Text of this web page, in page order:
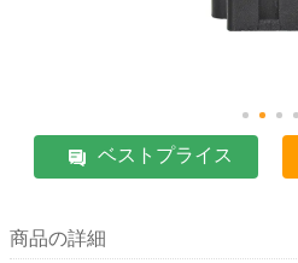
ベストプライス
商品の詳細